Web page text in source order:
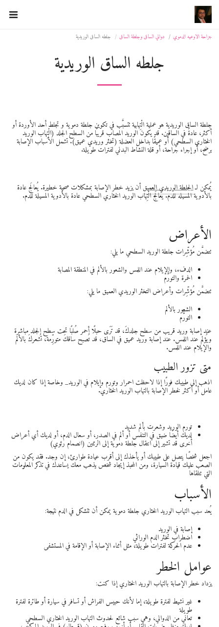
جراحة الاوعيه الدموي دوالي الساق وجلطة الساق جلطه الساق الوريدية
جلطه الساق الوريدية
جلطة الساق الوريدية هو عملية الْتِهابية تتسبَّب في تكوين جلطة دموية و تجلط أحد الأوردة أو
أكثر، عادةً في الساقين. قد يكون الوريد المصاب قريبًا من السطح الجلد (الْتِهاب الوريد
الخثاري السطحي) أو عميقًا بداخل العضلة (تخثر وريدي عميق). تشمل الأسباب الإصابة
برضح، أو إجراء جراحة، أو قلة النشاط البدني لفترات طويلة.
يُمكن لـالجلطة الوريدي العميقأن يزيد خطر الإصابة بمشكلات صحية خطيرة. يُعالَج عادة
بالأدوية المسيله للدم. يُعالَج الْتِهاب الوريد الخثاري السطحي عادة بالأدوية المسيلة للدم.
الأعراض
تتضمَّن مُؤشِّرات جلطة الوريد السطحي ما يلي:
الدفء، والإيلام عند اللمس والشعور بالألم في المنطقة المصابة
الحمرة والتورُّم
تتضمَّن مُؤشِّرات وأعراض التخثر الوريدي العميق ما يلي:
الشعور بالألم
التورُّم
عند إصابة وريد قريب من سطح جلدكَ، قد تَرَى حبلًا أحمر صُلبًا تحت سطح الجلد مباشرة
ويُؤلِم عند اللمس. عند إصابة وريد عميق في الساق، قد تُصبح ساقكَ متورِّمة، تُشعركَ بالألم
والإيلام عند اللمس.
متى تزور الطبيب
اذهب إلى طبيبك فورًا إذا لاحظت احمرار وتورم وإيلام في الوريد_ وخاصة إذا كان لديك
عامل أو أكثر لخطر الإصابة بالتهاب الوريد الخثاري.
تورم الوريد وشعرت بألم شديد
لديك أيضًا ضيق في التنفس أو ألم في الصدر، أو سعال الدم، أو لديك أي أعراض
أخرى قد تشير إلى انتقال جلطة دموية إلى الرئتين (انصمام رئوي)
اجعل شخصًا يتصل على طبيبك أو يأخذك إلى أقرب عيادة طوارئ، إن وجد. فقد يكون من
الصعب عليك قيادة السيارة، ومن المحبذ إيجاد شخص يذهب معك يساعدك في تذكر المعلومات
التي تتلقاها
الأسباب
يُعد سبب التهاب الوريد الخثاري جلطة دموية يمكن أن تتشكل في الدم نتيجة:
إصابة في الوريد
اضطراب تخثر الدم الوراثي
عدم الحركة لفترات طويلة، مثل أثناء الإصابة أو الإقامة في المستشفى
عوامل الخطر
يزداد خطر الإصابة بالتهاب الوريد الخثاري إذا كنت:
غير نشيط لفترة طويلة، إما لأنك حبيس الفراش أو تسافر في سيارة أو طائرة لفترة
طويلة
تعاني من الدوالي، وهي سبب شائع لحدوث التهاب الوريد الخثاري السطحي